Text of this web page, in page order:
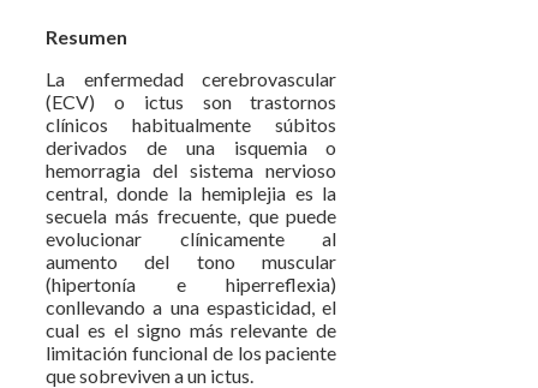
Resumen
La enfermedad cerebrovascular
(ECV) o ictus son trastornos
clínicos habitualmente súbitos
derivados de una isquemia o
hemorragia del sistema nervioso
central, donde la hemiplejia es la
secuela más frecuente, que puede
evolucionar clínicamente al
aumento del tono muscular
(hipertonía e hiperreflexia)
conllevando a una espasticidad, el
cual es el signo más relevante de
limitación funcional de los paciente
que sobreviven a un ictus.